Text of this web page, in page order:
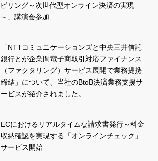
ビリング～次世代型オンライン決済の実現
～」講演会参加
「NTTコミュニケーションズと中央三井信託
銀行とが企業間電子商取引対応ファイナンス
（ファクタリング）サービス展開で業務提携
締結」について、当社のBtoB決済業務支援サ
ービスが紹介されました。
ECにおけるリアルタイムな請求書発行～料金
収納確認を実現する「オンラインチェック」
サービス開始